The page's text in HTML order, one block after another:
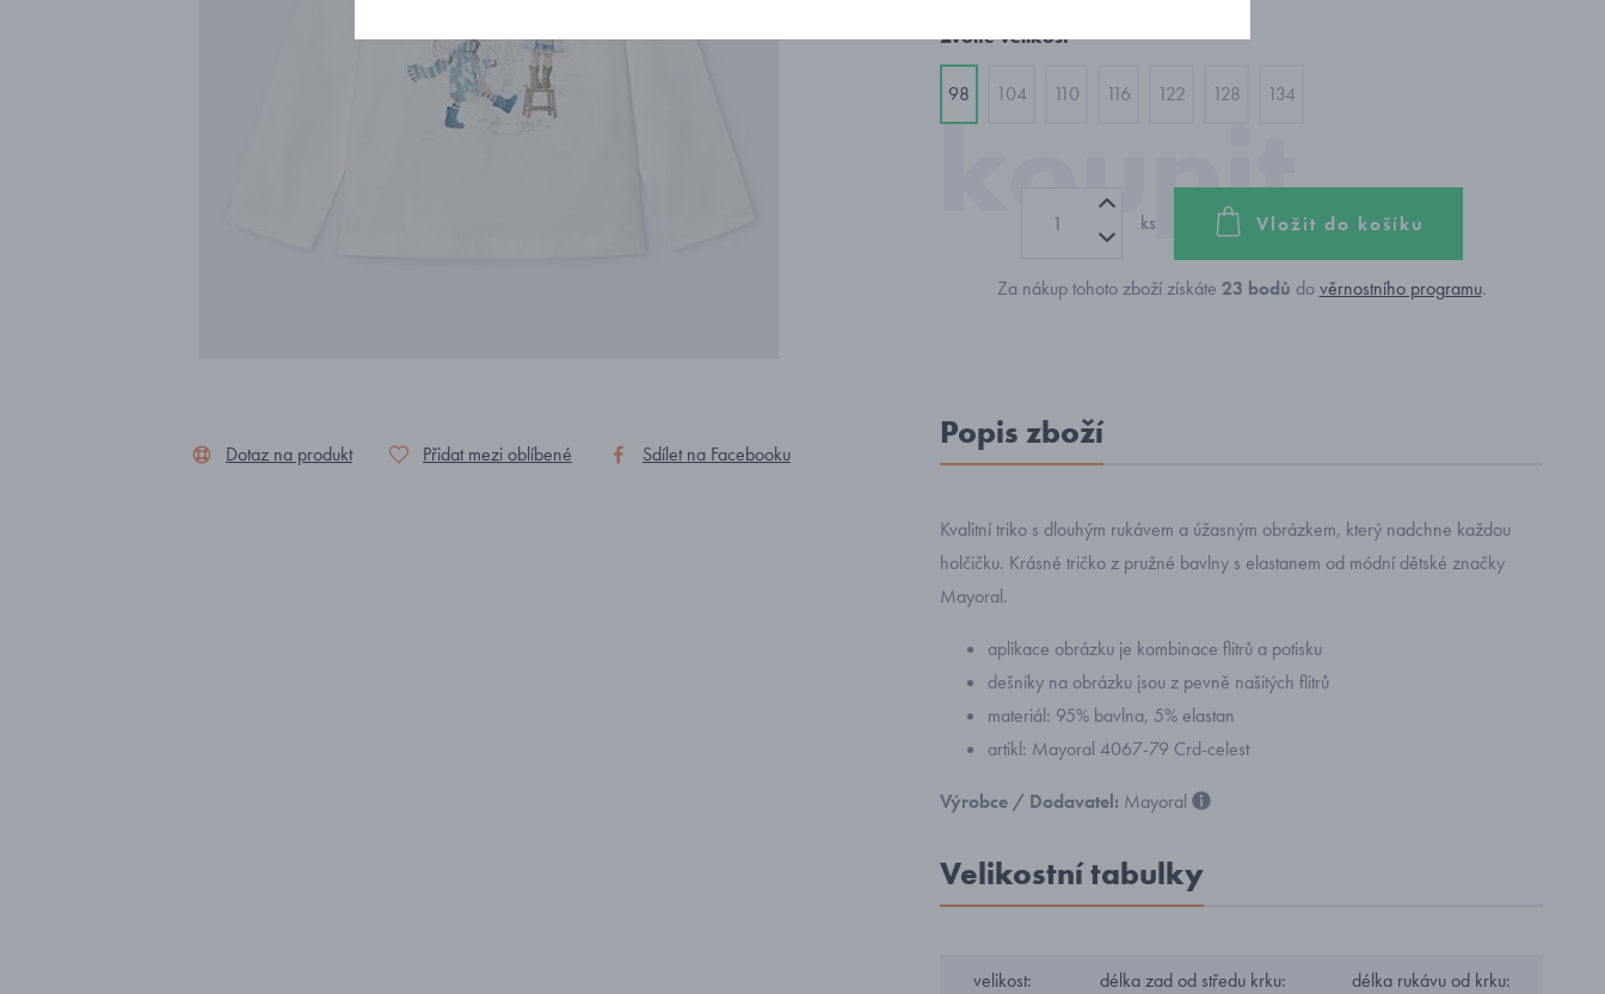
Dotaz na produkt Přidat mezi oblíbené Sdílet na Facebooku
Zvolte velikost
98 104 110 116 122 128 134
ks Vložit do košíku
Za nákup tohoto zboží získáte 23 bodů dověrnostního programu.
Popis zboží
Kvalitní triko s dlouhým rukávem a úžasným obrázkem, který nadchne každou
holčičku. Krásné tričko z pružné bavlny s elastanem od módní dětské značky
Mayoral.
aplikace obrázku je kombinace flitrů a potisku
dešníky na obrázku jsou z pevně našitých flitrů
materiál: 95% bavlna, 5% elastan
artikl: Mayoral 4067-79 Crd-celest
Výrobce / Dodavatel: Mayoral
Velikostní tabulky
velikost: délka zad od středu krku: délka rukávu od krku: